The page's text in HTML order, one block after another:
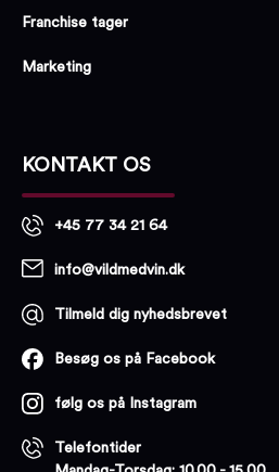
Franchise tager
Marketing
KONTAKT OS
+45 77 34 21 64
info@vildmedvin.dk
Tilmeld dig nyhedsbrevet
Besøg os på Facebook
følg os på Instagram
Telefontider